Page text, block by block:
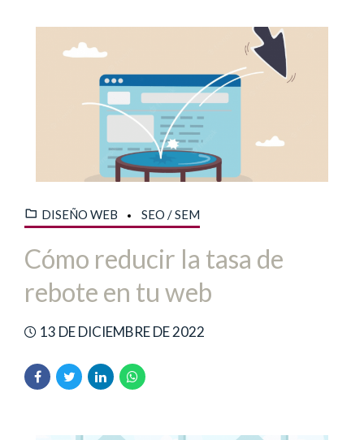
DISEÑO WEB SEO / SEM
Cómo reducir la tasa de
rebote en tu web
13 DE DICIEMBRE DE 2022